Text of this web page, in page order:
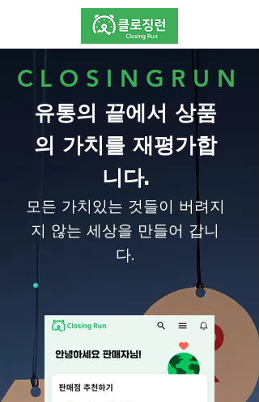
CLOSINGRUN
유통의 끝에서 상품
의 가치를 재 평가합
니다.
​모든 가치있는 것들이 버려지
지 않는 세상을 만들어 갑니
다.